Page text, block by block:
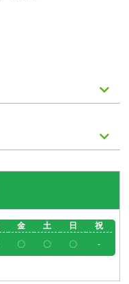
金 土 日
祝
〇 〇 〇 -